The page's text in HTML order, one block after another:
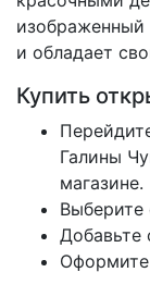
изображенный
и обладает
Купить
Галины
магазине.
Выберите
Добавьте
Оформите